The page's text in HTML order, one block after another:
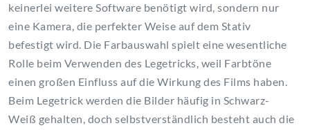
keinerlei weitere Software benötigt wird, sondern nur
eine Kamera, die perfekter Weise auf dem Stativ
befestigt wird. Die Farbauswahl spielt eine wesentliche
Rolle beim Verwenden des Legetricks, weil Farbtöne
einen großen Einfluss auf die Wirkung des Films haben.
Beim Legetrick werden die Bilder häufig in Schwarz-
Weiß gehalten, doch selbstverständlich besteht auch die